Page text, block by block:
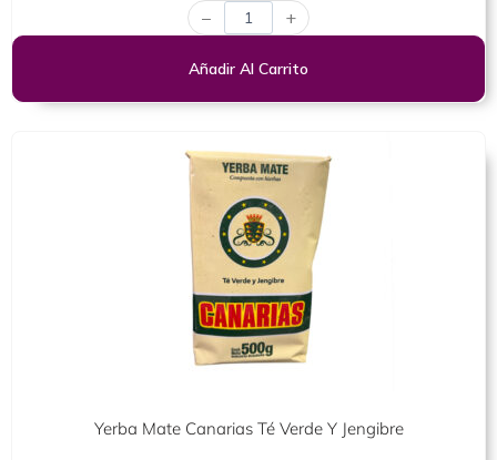
de
5
− +
Añadir Al Carrito
Yerba Mate Canarias Té Verde Y Jengibre